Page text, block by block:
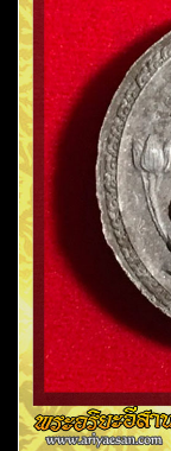
ลาภ
วัด
ห้วย
มงคล
ชิ้น